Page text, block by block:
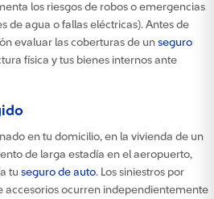
los riesgos de robos o emergencias
de agua o fallas eléctricas). Antes de
evaluar las coberturas de un seguro
física y tus bienes internos ante
en tu domicilio, en la vivienda de un
de larga estadía en el aeropuerto,
tu seguro de auto. Los siniestros por
accesorios ocurren independientemente